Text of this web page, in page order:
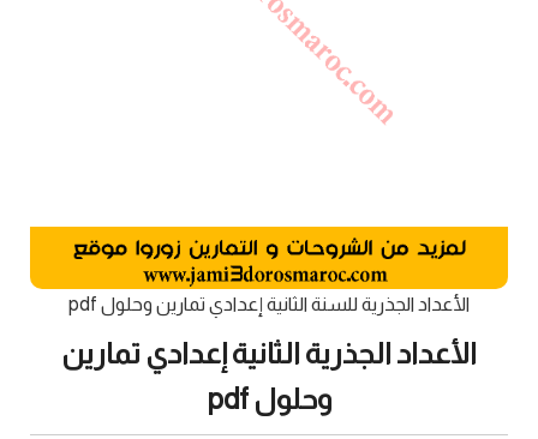
الأعداد الجذرية للسنة الثانية إعدادي تمارين وحلول pdf
الأعداد الجذرية الثانية إعدادي تمارين
وحلول pdf